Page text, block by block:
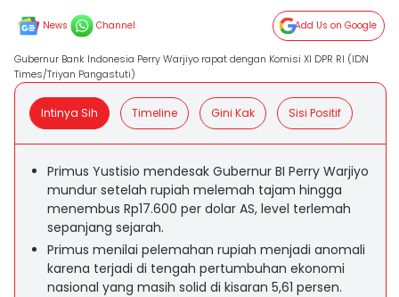
News Channel Add Us on Google
Gubernur Bank Indonesia Perry Warjiyo rapat dengan Komisi XI DPR RI (IDN
Times/Triyan Pangastuti)
Intinya Sih Timeline Gini Kak Sisi Positif
Primus Yustisio mendesak Gubernur BI Perry Warjiyo
mundur setelah rupiah melemah tajam hingga
menembus Rp17.600 per dolar AS, level terlemah
sepanjang sejarah.
Primus menilai pelemahan rupiah menjadi anomali
karena terjadi di tengah pertumbuhan ekonomi
nasional yang masih solid di kisaran 5,61 persen.